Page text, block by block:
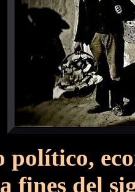
político,
fines del